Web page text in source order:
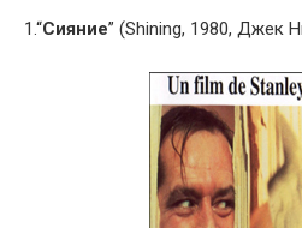
1.“Сияние” (Shining, 1980, Джек